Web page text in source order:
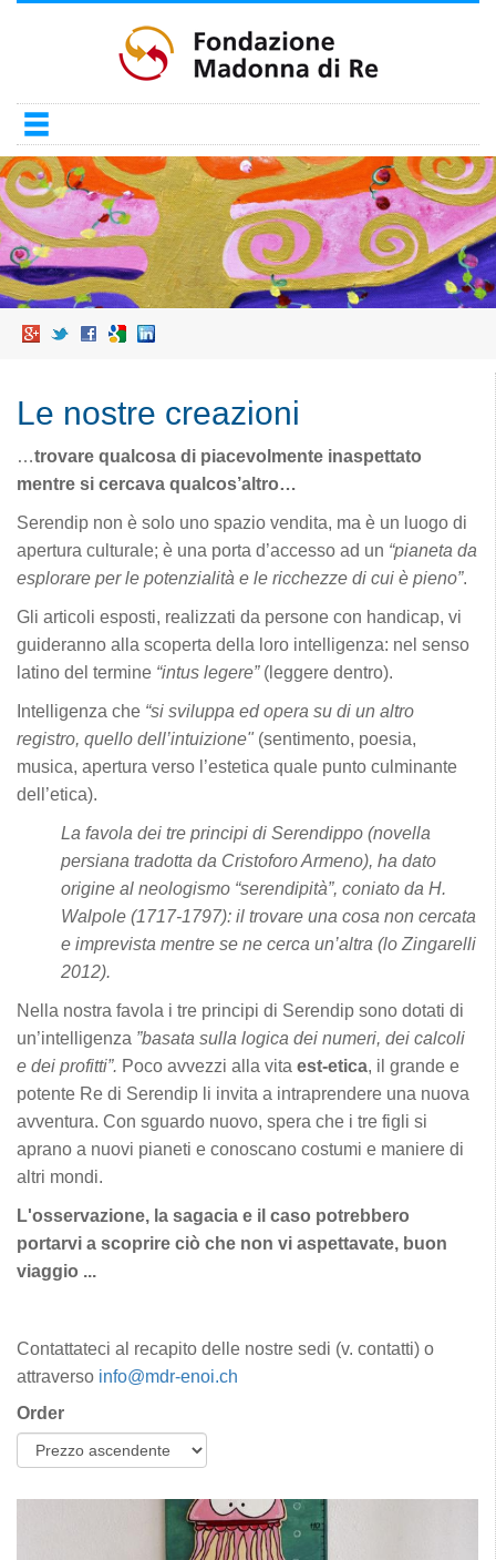
Le nostre creazioni
…trovare qualcosa di piacevolmente inaspettato
mentre si cercava qualcos’altro…
Serendip non è solo uno spazio vendita, ma è un luogo di
apertura culturale; è una porta d’accesso ad un “pianeta da
esplorare per le potenzialità e le ricchezze di cui è pieno”.
Gli articoli esposti, realizzati da persone con handicap, vi
guideranno alla scoperta della loro intelligenza: nel senso
latino del termine “intus legere”(leggere dentro).
Intelligenza che “si sviluppa ed opera su di un altro
registro, quello dell’intuizione" (sentimento, poesia,
musica, apertura verso l’estetica quale punto culminante
dell’etica).
La favola dei tre principi di Serendippo (novella
persiana tradotta da Cristoforo Armeno), ha dato
origine al neologismo “serendipità”, coniato da H.
Walpole (1717-1797): il trovare una cosa non cercata
e imprevista mentre se ne cerca un’altra (lo Zingarelli
2012).
Nella nostra favola i tre principi di Serendip sono dotati di
un’intelligenza ”basata sulla logica dei numeri, dei calcoli
e dei profitti”. Poco avvezzi alla vita est-etica, il grande e
potente Re di Serendip li invita a intraprendere una nuova
avventura. Con sguardo nuovo, spera che i tre figli si
aprano a nuovi pianeti e conoscano costumi e maniere di
altri mondi.
L'osservazione, la sagacia e il caso potrebbero
portarvi a scoprire ciò che non vi aspettavate, buon
viaggio ...
Contattateci al recapito delle nostre sedi (v. contatti) o
attraverso info@mdr-enoi.ch
Order